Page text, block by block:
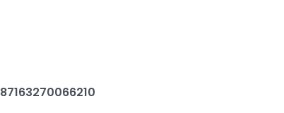
87163270066210